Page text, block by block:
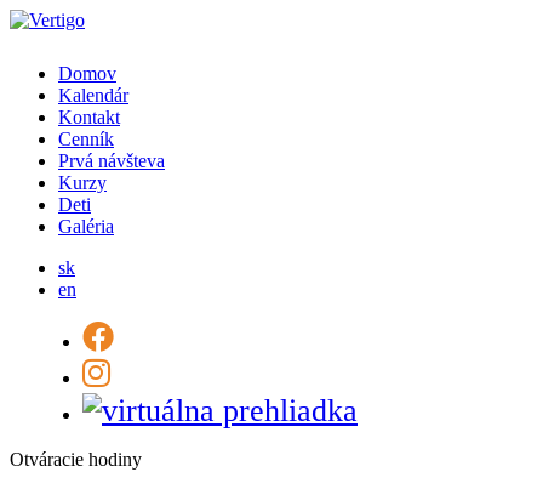
Domov
Kalendár
Kontakt
Cenník
Prvá návšteva
Kurzy
Deti
Galéria
sk
en
Otváracie hodiny